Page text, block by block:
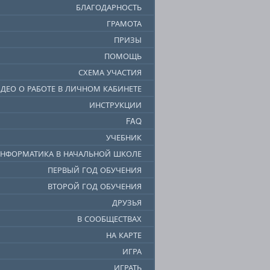
БЛАГОДАРНОСТЬ
ГРАМОТА
ПРИЗЫ
ПОМОЩЬ
СХЕМА УЧАСТИЯ
О РАБОТЕ В ЛИЧНОМ КАБИНЕТЕ
ИНСТРУКЦИИ
FAQ
УЧЕБНИК
В НАЧАЛЬНОЙ ШКОЛЕ
ПЕРВЫЙ ГОД ОБУЧЕНИЯ
ВТОРОЙ ГОД ОБУЧЕНИЯ
ДРУЗЬЯ
В СООБЩЕСТВАХ
НА КАРТЕ
ИГРА
ИГРАТЬ